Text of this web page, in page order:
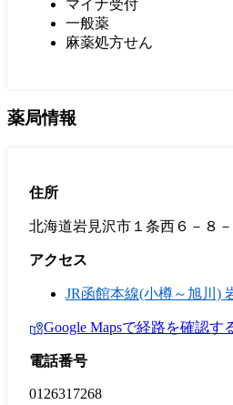
マイナ受付
一般薬
麻薬処方せん
薬局情報
住所
北海道岩見沢市１条西６－８－
アクセス
JR函館本線(小樽～旭川)
Google Mapsで経路を確認す
電話番号
0126317268